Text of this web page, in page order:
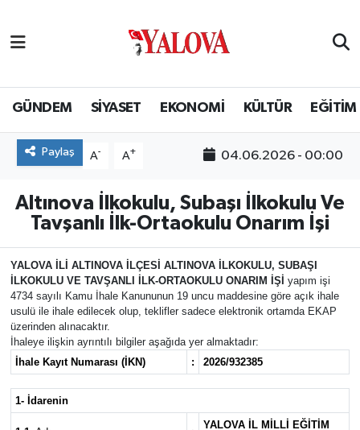
GÜNDEM SİYASET EKONOMİ KÜLTÜR EĞİTİM
Paylaş A- A+ 04.06.2026 - 00:00
Altınova İlkokulu, Subaşı İlkokulu Ve
Tavşanlı İlk-Ortaokulu Onarım İşi
YALOVA İLİ ALTINOVA İLÇESİ ALTINOVA İLKOKULU, SUBAŞI
İLKOKULU VE TAVŞANLI İLK-ORTAOKULU ONARIM İŞİ yapım işi
4734 sayılı Kamu İhale Kanununun 19 uncu maddesine göre açık ihale
usulü ile ihale edilecek olup, teklifler sadece elektronik ortamda EKAP
üzerinden alınacaktır.
İhaleye ilişkin ayrıntılı bilgiler aşağıda yer almaktadır:
İhale Kayıt Numarası (İKN)
: 2026/932385
1- İdarenin
YALOVA İL MİLLİ EĞİTİM
SİYASET
EKONOMİ
EĞİTİM
BİLİM VE TEKNOLOJİ
ASAYİŞ
SAĞLIK
SPOR
Yalova Nöbetçi Eczaneler
Yalova Hava Durumu
Yalova Namaz Vakitleri
Puan Durumu ve Fikstür
Tüm Manşetler
Son Dakika Haberleri
Haber Arşivi